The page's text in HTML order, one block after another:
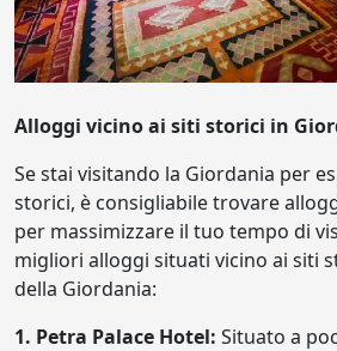
Alloggi vicino ai siti storici in
Se stai visitando la Giordania per
storici, è consigliabile trovare
per massimizzare il tuo tempo di
migliori alloggi situati vicino ai siti
della Giordania:
1. Petra Palace Hotel: Situato a